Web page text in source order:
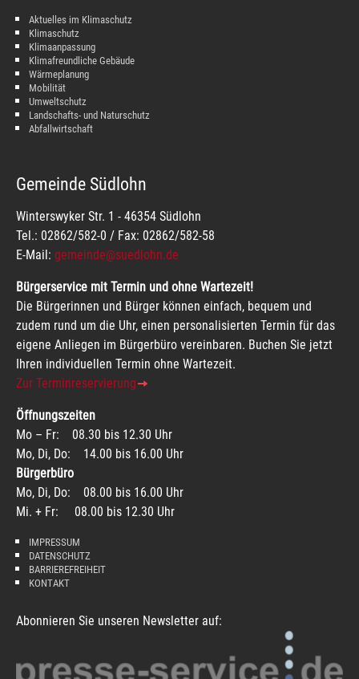
Aktuelles im Klimaschutz
Klimaschutz
Klimaanpassung
Klimafreundliche Gebäude
Wärmeplanung
Mobilität
Umweltschutz
Landschafts- und Naturschutz
Abfallwirtschaft
Gemeinde Südlohn
Winterswyker Str. 1 - 46354 Südlohn
Tel.: 02862/582-0 / Fax: 02862/582-58
E-Mail: gemeinde@suedlohn.de
Bürgerservice mit Termin und ohne Wartezeit!
Die Bürgerinnen und Bürger können einfach, bequem und
zudem rund um die Uhr, einen personalisierten Termin für das
eigene Anliegen im Bürgerbüro vereinbaren. Buchen Sie jetzt
Ihren individuellen Termin ohne Wartezeit.
Zur Terminreservierung
Öffnungszeiten
Mo – Fr: 08.30 bis 12.30 Uhr
Mo, Di, Do: 14.00 bis 16.00 Uhr
Bürgerbüro
Mo, Di, Do: 08.00 bis 16.00 Uhr
Mi. + Fr: 08.00 bis 12.30 Uhr
IMPRESSUM
DATENSCHUTZ
BARRIEREFREIHEIT
KONTAKT
Abonnieren Sie unseren Newsletter auf: